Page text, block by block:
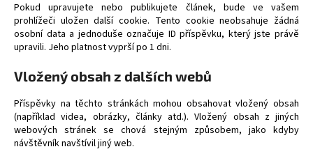
Pokud upravujete nebo publikujete článek, bude ve vašem
prohlížeči uložen další cookie. Tento cookie neobsahuje žádná
osobní data a jednoduše označuje ID příspěvku, který jste právě
upravili. Jeho platnost vyprší po 1 dni.
Vložený obsah z dalších webů
Příspěvky na těchto stránkách mohou obsahovat vložený obsah
(například videa, obrázky, články atd.). Vložený obsah z jiných
webových stránek se chová stejným způsobem, jako kdyby
návštěvník navštívil jiný web.
Kč
Původně:
39
Kč